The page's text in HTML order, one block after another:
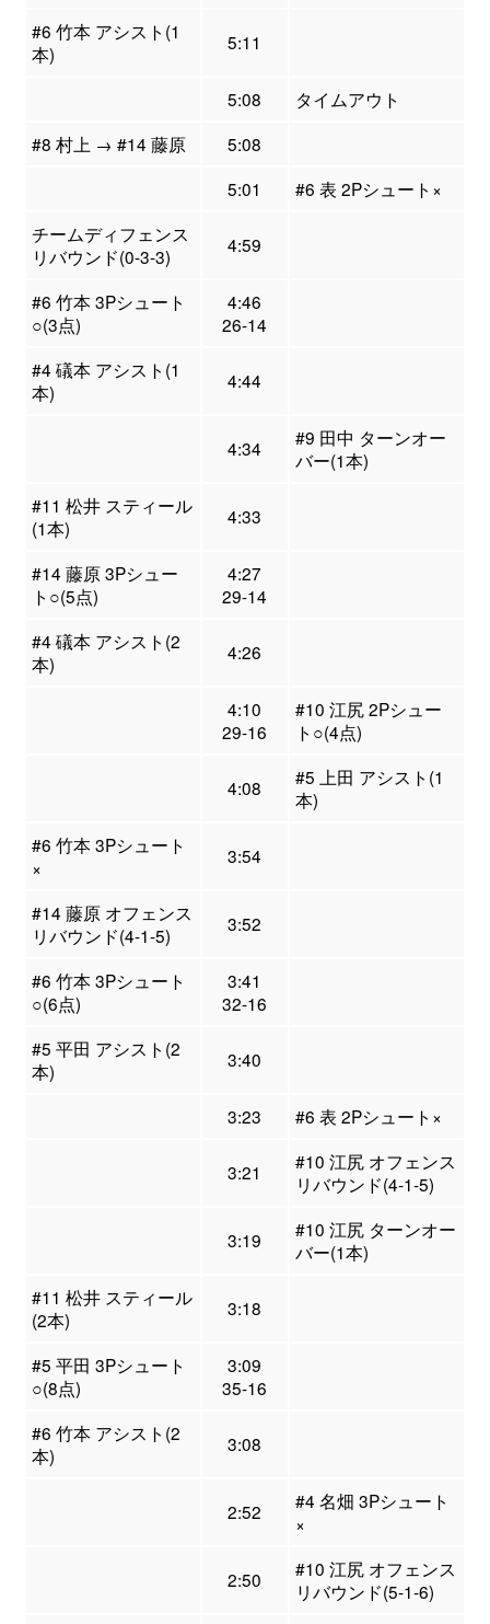
#6 竹本 アシスト(1
本)
5:11
5:08
タイムアウト
#8 村上 → #14 藤原
5:08
5:01
#6 表 2Pシュート×
チームディフェンス
リバウンド(0-3-3)
4:59
#6 竹本 3Pシュート
○(3点)
4:46
26-14
#4 礒本 アシスト(1
本)
4:44
4:34
#9 田中 ターンオー
バー(1本)
#11 松井 スティール
(1本)
4:33
#14 藤原 3Pシュー
ト○(5点)
4:27
29-14
#4 礒本 アシスト(2
本)
4:26
4:10
29-16
#10 江尻 2Pシュー
ト○(4点)
4:08
#5 上田 アシスト(1
本)
#6 竹本 3Pシュート
×
3:54
#14 藤原 オフェンス
リバウンド(4-1-5)
3:52
#6 竹本 3Pシュート
○(6点)
3:41
32-16
#5 平田 アシスト(2
本)
3:40
3:23 #6 表 2Pシュート×
3:21
#10 江尻 オフェンス
リバウンド(4-1-5)
3:19
#10 江尻 ターンオー
バー(1本)
#11 松井 スティール
(2本)
3:18
#5 平田 3Pシュート
○(8点)
3:09
35-16
#6 竹本 アシスト(2
本)
3:08
2:52
#4 名畑 3Pシュート
×
2:50
#10 江尻 オフェンス
リバウンド(5-1-6)